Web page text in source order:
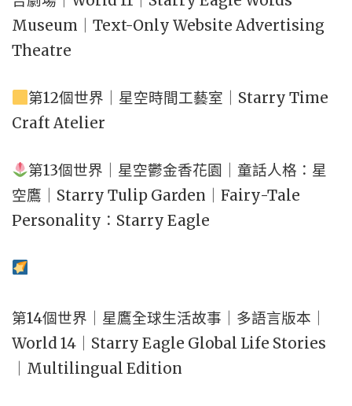
Museum｜Text-Only Website Advertising
Theatre
第12個世界｜星空時間工藝室｜Starry Time
Craft Atelier
第13個世界｜星空鬱金香花園｜童話人格：星
空鷹｜Starry Tulip Garden｜Fairy-Tale
Personality：Starry Eagle
第14個世界｜星鷹全球生活故事｜多語言版本｜
World 14｜Starry Eagle Global Life Stories
｜Multilingual Edition